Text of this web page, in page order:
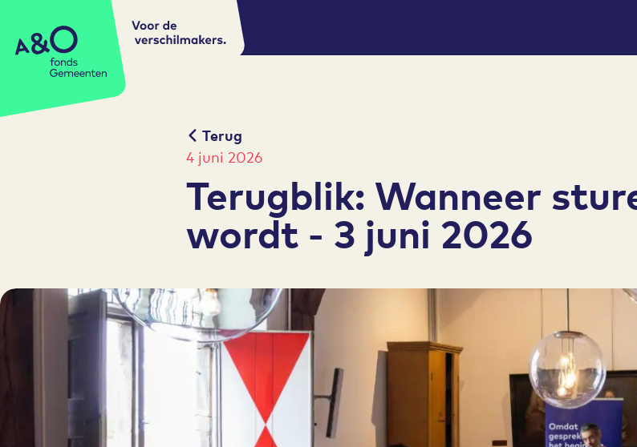
A&O fonds Gemeenten
Voor de
verschilmakers.
Terug
4 juni 2026
Terugblik: Wanneer
wordt - 3 juni 2026